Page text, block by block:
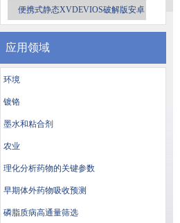
手机安装包
便携式静态XVDEVIOS破解版安卓
手机安装包
应用领域
环境
镀铬
墨水和粘合剂
农业
理化分析药物的关键参数
早期体外药物吸收预测
磷脂质病高通量筛选